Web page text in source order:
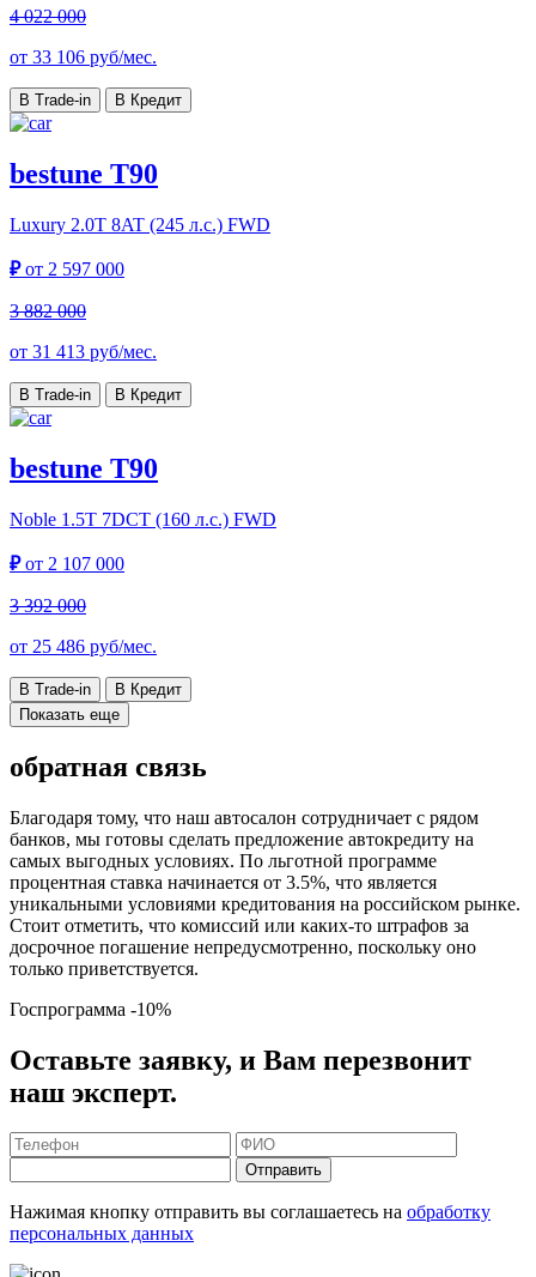
4 022 000
от 33 106 руб/мес.
В Trade-in В Кредит
bestune T90
Luxury 2.0T 8AT (245 л.с.) FWD
₽от 2 597 000
3 882 000
от 31 413 руб/мес.
В Trade-in В Кредит
bestune T90
Noble 1.5T 7DCT (160 л.с.) FWD
₽от 2 107 000
3 392 000
от 25 486 руб/мес.
В Trade-in
В Кредит
Показать еще
обратная связь
Благодаря тому, что наш автосалон сотрудничает с рядом
банков, мы готовы сделать предложение автокредиту на
самых выгодных условиях. По льготной программе
процентная ставка начинается от 3.5%, что является
уникальными условиями кредитования на российском рынке.
Стоит отметить, что комиссий или каких-то штрафов за
досрочное погашение непредусмотренно, поскольку оно
только приветствуется.
Госпрограмма -10%
Оставьте заявку, и Вам перезвонит
наш эксперт.
Отправить
Нажимая кнопку отправить вы соглашаетесь на обработку
персональных данных